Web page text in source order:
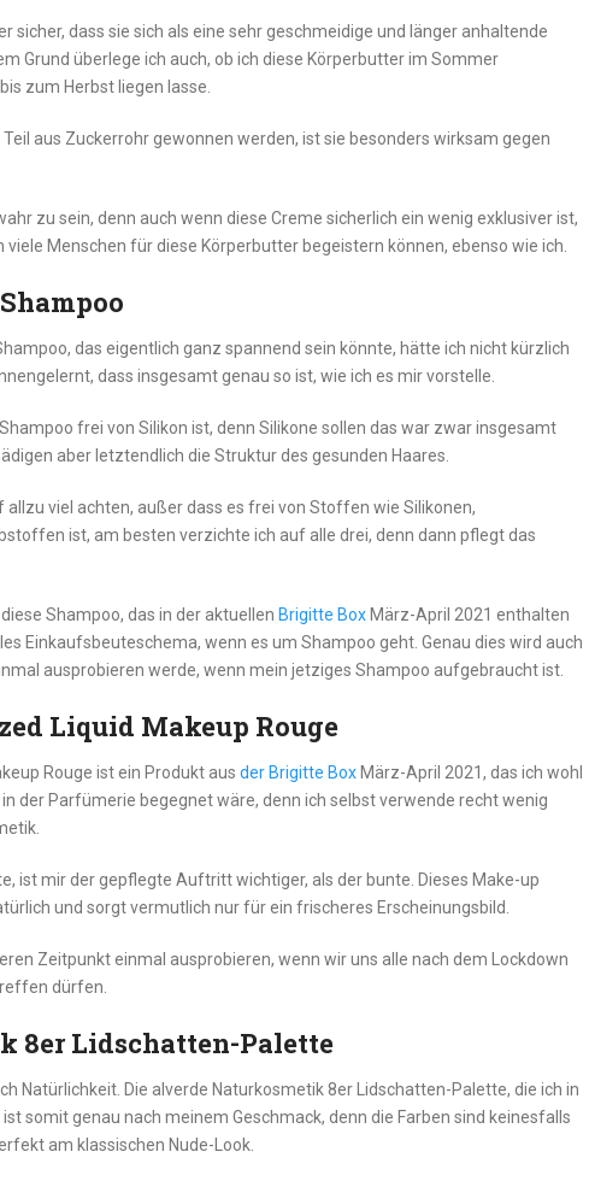
sicher, dass sie sich als eine sehr geschmeidige und länger anhaltende
Grund überlege ich auch, ob ich diese Körperbutter im Sommer
zum Herbst liegen lasse.
aus Zuckerrohr gewonnen werden, ist sie besonders wirksam gegen
zu sein, denn auch wenn diese Creme sicherlich ein wenig exklusiver ist,
Menschen für diese Körperbutter begeistern können, ebenso wie ich.
das eigentlich ganz spannend sein könnte, hätte ich nicht kürzlich
dass insgesamt genau so ist, wie ich es mir vorstelle.
frei von Silikon ist, denn Silikone sollen das war zwar insgesamt
aber letztendlich die Struktur des gesunden Haares.
allzu viel achten, außer dass es frei von Stoffen wie Silikonen,
ist, am besten verzichte ich auf alle drei, denn dann pflegt das
Shampoo, das in der aktuellen Brigitte Box März-April 2021 enthalten
Einkaufsbeuteschema, wenn es um Shampoo geht. Genau dies wird auch
ausprobieren werde, wenn mein jetziges Shampoo aufgebraucht ist.
Liquid Makeup Rouge
Rouge ist ein Produkt aus der Brigitte Box März-April 2021, das ich wohl
der Parfümerie begegnet wäre, denn ich selbst verwende recht wenig
ist mir der gepflegte Auftritt wichtiger, als der bunte. Dieses Make-up
und sorgt vermutlich nur für ein frischeres Erscheinungsbild.
Zeitpunkt einmal ausprobieren, wenn wir uns alle nach dem Lockdown
dürfen.
8er Lidschatten-Palette
Natürlichkeit. Die alverde Naturkosmetik 8er Lidschatten-Palette, die ich in
somit genau nach meinem Geschmack, denn die Farben sind keinesfalls
am klassischen Nude-Look.